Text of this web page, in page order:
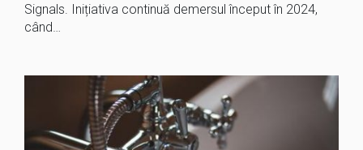
Signals. Inițiativa continuă demersul început în 2024,
când…